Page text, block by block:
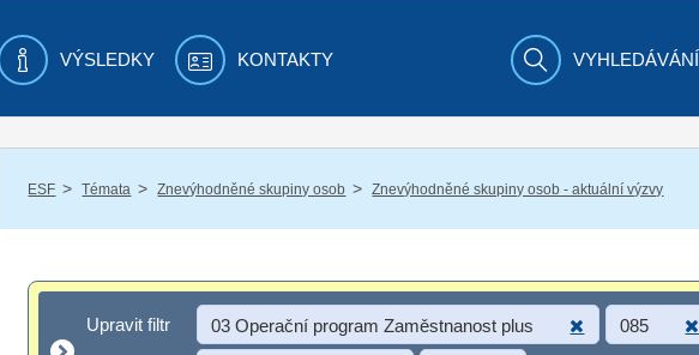
VÝSLEDKY KONTAKTY VYHLEDÁVÁNÍ
ESF / Témata / Znevýhodněné skupiny osob / Znevýhodněné skupiny osob - aktuální výzvy
Upravit filtr
Upravit filtr 03 Operační program Zaměstnanost plus 085